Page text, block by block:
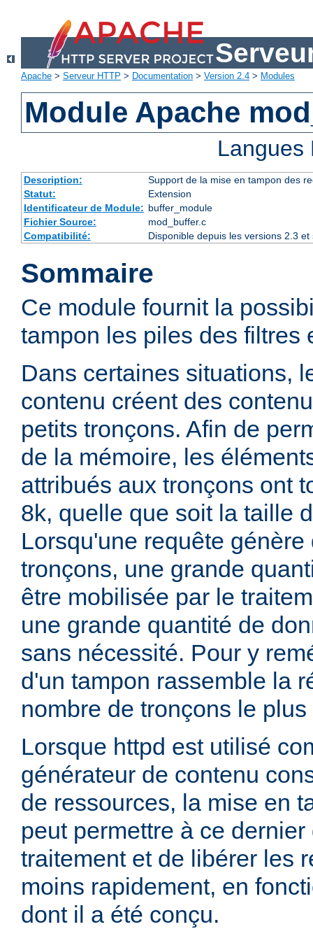
Apache > Serveur HTTP > Documentation > Version 2.4 > Modules
Module Apache
Description:
Support de la mise en tampon des
Statut:
Extension
Identificateur de Module: buffer_module
Fichier Source:
mod_buffer.c
Compatibilité:
Disponible depuis les versions 2.3
Sommaire
Ce module fournit la
tampon les piles des filtres
Dans certaines situations,
contenu créent des
petits tronçons. Afin de
de la mémoire, les
attribués aux tronçons ont
8k, quelle que soit la taille
Lorsqu'une requête
tronçons, une grande
être mobilisée par le
une grande quantité de
sans nécessité. Pour y
d'un tampon rassemble la
nombre de tronçons le
Lorsque httpd est utilisé
générateur de contenu
de ressources, la mise en
peut permettre à ce
traitement et de libérer les
moins rapidement, en
dont il a été conçu.